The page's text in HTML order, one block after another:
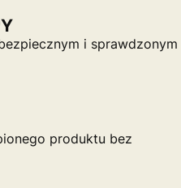
i sprawdzonym
produktu bez